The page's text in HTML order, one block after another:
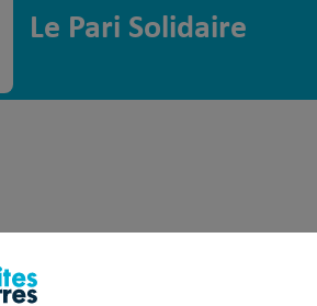
Le Pari Solidaire